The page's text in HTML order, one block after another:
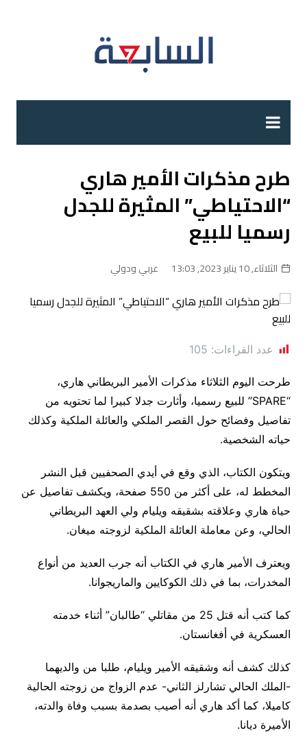
طرح مذكرات الأمير هاري
“الاحتياطي” المثيرة للجدل
رسميا للبيع
الثلاثاء, 10 يناير 2023, 13:03 عربي ودولي
عدد القراءات: 105
طرحت اليوم الثلاثاء مذكرات الأمير البريطاني هاري،
“SPARE” للبيع رسميا، وأثارت جدلا كبيرا لما تحتويه من
تفاصيل وفضائح حول القصر الملكي والعائلة الملكية وكذلك
حياته الشخصية.
ويتكون الكتاب، الذي وقع في أيدي الصحفيين قبل النشر
المخطط له، على أكثر من 550 صفحة، ويكشف تفاصيل عن
حياة هاري وعلاقته بشقيقه ويليام ولي العهد البريطاني
الحالي، وعن معاملة العائلة الملكية لزوجته ميغان.
ويعترف الأمير هاري في الكتاب أنه جرب العديد من أنواع
المخدرات، بما في ذلك الكوكايين والماريجوانا.
كما كتب أنه قتل 25 من مقاتلي “طالبان” أثناء خدمته
العسكرية في أفغانستان.
كذلك كشف أنه وشقيقه الأمير ويليام، طلبا من والديهما
-الملك الحالي تشارلز الثاني- عدم الزواج من زوجته الحالية
كاميلا، كما أكد هاري أنه أصيب بصدمة بسبب وفاة والدته،
الأميرة ديانا.